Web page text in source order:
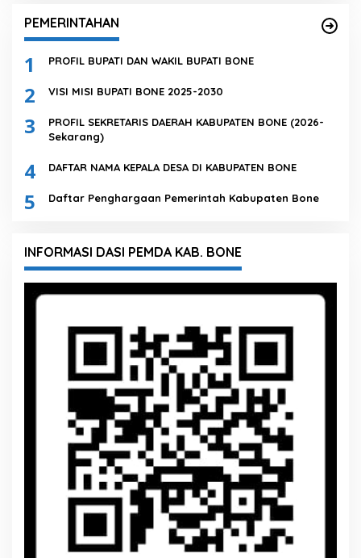
PEMERINTAHAN
1 PROFIL BUPATI DAN WAKIL BUPATI BONE
2 VISI MISI BUPATI BONE 2025-2030
3
PROFIL SEKRETARIS DAERAH KABUPATEN BONE (2026-
Sekarang)
4 DAFTAR NAMA KEPALA DESA DI KABUPATEN BONE
5 Daftar Penghargaan Pemerintah Kabupaten Bone
INFORMASI DASI PEMDA KAB. BONE